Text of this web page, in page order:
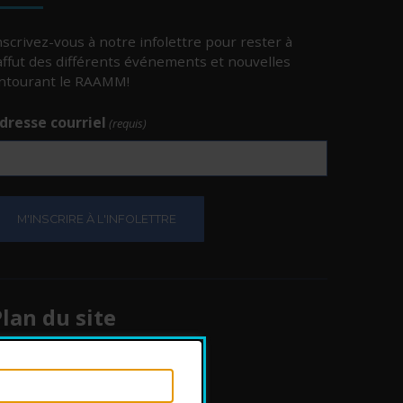
vous à notre infolettre pour rester à
des différents événements et nouvelles
le RAAMM!
courriel (requis)
du site
des